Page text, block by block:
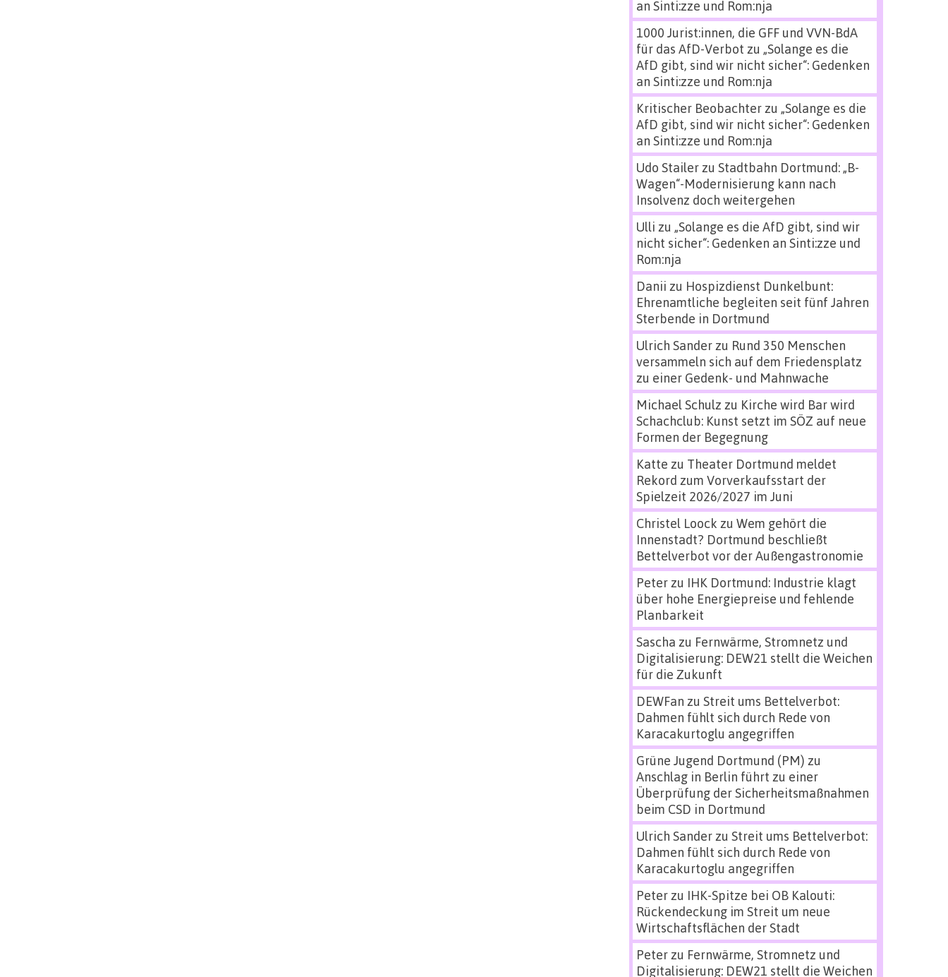
an Sinti:zze und Rom:nja
1000 Jurist:innen, die GFF und VVN-BdA
für das AfD-Verbot zu „Solange es die
AfD gibt, sind wir nicht sicher“: Gedenken
an Sinti:zze und Rom:nja
Kritischer Beobachterzu „Solange es die
AfD gibt, sind wir nicht sicher“: Gedenken
an Sinti:zze und Rom:nja
Udo Stailerzu Stadtbahn Dortmund: „B-
Wagen“-Modernisierung kann nach
Insolvenz doch weitergehen
Ulli zu „Solange es die AfD gibt, sind wir
nicht sicher“: Gedenken an Sinti:zze und
Rom:nja
Danii zu Hospizdienst Dunkelbunt:
Ehrenamtliche begleiten seit fünf Jahren
Sterbende in Dortmund
Ulrich Sanderzu Rund 350 Menschen
versammeln sich auf dem Friedensplatz
zu einer Gedenk- und Mahnwache
Michael Schulz zu Kirche wird Bar wird
Schachclub: Kunst setzt im SÖZ auf neue
Formen der Begegnung
Katte zu Theater Dortmund meldet
Rekord zum Vorverkaufsstart der
Spielzeit 2026/2027 im Juni
Christel Loock zu Wem gehört die
Innenstadt? Dortmund beschließt
Bettelverbot vor der Außengastronomie
Peterzu IHK Dortmund: Industrie klagt
über hohe Energiepreise und fehlende
Planbarkeit
Sascha zu Fernwärme, Stromnetz und
Digitalisierung: DEW21 stellt die Weichen
für die Zukunft
DEWFan zu Streit ums Bettelverbot:
Dahmen fühlt sich durch Rede von
Karacakurtoglu angegriffen
Grüne Jugend Dortmund (PM) zu
Anschlag in Berlin führt zu einer
Überprüfung der Sicherheitsmaßnahmen
beim CSD in Dortmund
Ulrich Sanderzu Streit ums Bettelverbot:
Dahmen fühlt sich durch Rede von
Karacakurtoglu angegriffen
Peterzu IHK-Spitze bei OB Kalouti:
Rückendeckung im Streit um neue
Wirtschaftsflächen der Stadt
Peterzu Fernwärme, Stromnetz und
Digitalisierung: DEW21 stellt die Weichen